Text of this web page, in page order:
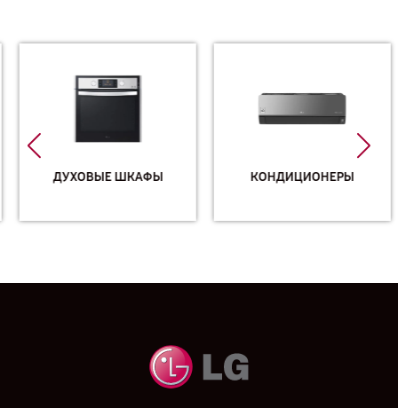
ДУХОВЫЕ ШКАФЫ КОНДИЦИОНЕРЫ